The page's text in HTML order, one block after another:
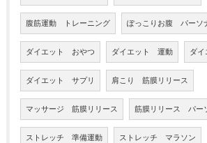
腹筋運動 トレーニング ぽっこりお腹 パーソ
ダイエット おやつ ダイエット 運動 ダ
ダイエット サプリ 肩こり 筋膜リリース
マッサージ 筋膜リリース 筋膜リリース パー
ストレッチ 準備運動 ストレッチ マラソン